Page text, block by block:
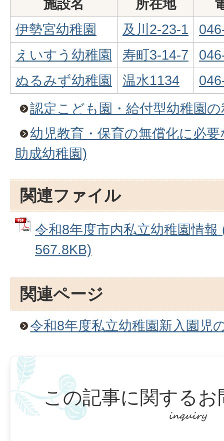
施設名 所在地
伊勢宮幼稚園
及川2-23-1
えいすう幼稚園
寿町3-14-7
ぬるみず幼稚園
温水1134
認定こども園・給付型幼稚園
幼児教育・保育の無償化に必
助成幼稚園)
関連ファイル
令和8年度市内私立幼稚園情
567.8KB)
関連ページ
令和8年度私立幼稚園新入園児
この記事に関するお